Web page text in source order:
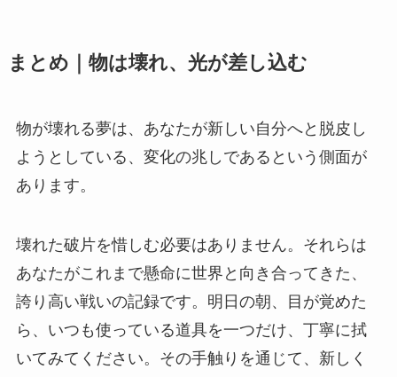
まとめ｜物は壊れ、光が差し込む
物が壊れる夢は、あなたが新しい自分へと脱皮し
ようとしている、変化の兆しであるという側面が
あります。
壊れた破片を惜しむ必要はありません。それらは
あなたがこれまで懸命に世界と向き合ってきた、
誇り高い戦いの記録です。明日の朝、目が覚めた
ら、いつも使っている道具を一つだけ、丁寧に拭
いてみてください。その手触りを通じて、新しく